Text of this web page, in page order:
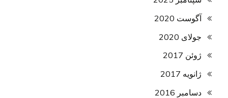
آگوست 2020
جولای 2020
ژوئن 2017
ژانویه 2017
دسامبر 2016